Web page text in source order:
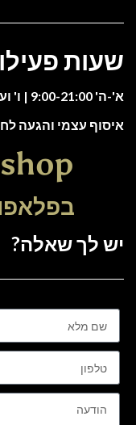
שעות
א'-ה' 9:00-21:00 | ו' וערבי חג 9:00-13:00
איסוף עצמי והגעה
בפלאפון: 051-
יש לך שאלה?